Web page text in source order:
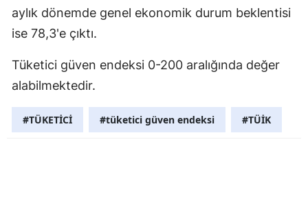
Hakkari
Isparta
İstanbul
aylık dönemde genel ekonomik durum beklentisi
ise 78,3'e çıktı.
Tüketici güven endeksi 0-200 aralığında değer
alabilmektedir.
#TÜKETİCİ #tüketici güven endeksi #TÜİK